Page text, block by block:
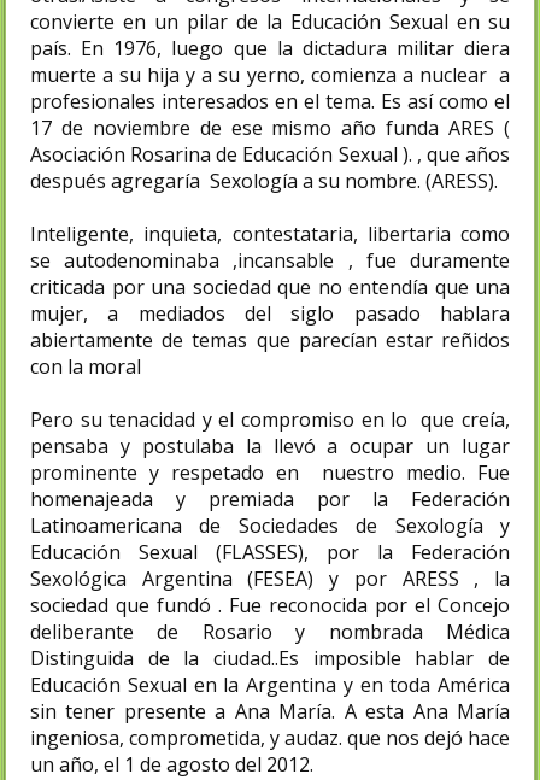
convierte en un pilar de la Educación Sexual en su
país. En 1976, luego que la dictadura militar diera
muerte a su hija y a su yerno, comienza a nuclear a
profesionales interesados en el tema. Es así como el
17 de noviembre de ese mismo año funda ARES (
Asociación Rosarina de Educación Sexual ). , que años
después agregaría Sexología a su nombre. (ARESS).
Inteligente, inquieta, contestataria, libertaria como
se autodenominaba ,incansable , fue duramente
criticada por una sociedad que no entendía que una
mujer, a mediados del siglo pasado hablara
abiertamente de temas que parecían estar reñidos
con la moral
Pero su tenacidad y el compromiso en lo que creía,
pensaba y postulaba la llevó a ocupar un lugar
prominente y respetado en nuestro medio. Fue
homenajeada y premiada por la Federación
Latinoamericana de Sociedades de Sexología y
Educación Sexual (FLASSES), por la Federación
Sexológica Argentina (FESEA) y por ARESS , la
sociedad que fundó . Fue reconocida por el Concejo
deliberante de Rosario y nombrada Médica
Distinguida de la ciudad..Es imposible hablar de
Educación Sexual en la Argentina y en toda América
sin tener presente a Ana María. A esta Ana María
ingeniosa, comprometida, y audaz. que nos dejó hace
un año, el 1 de agosto del 2012.